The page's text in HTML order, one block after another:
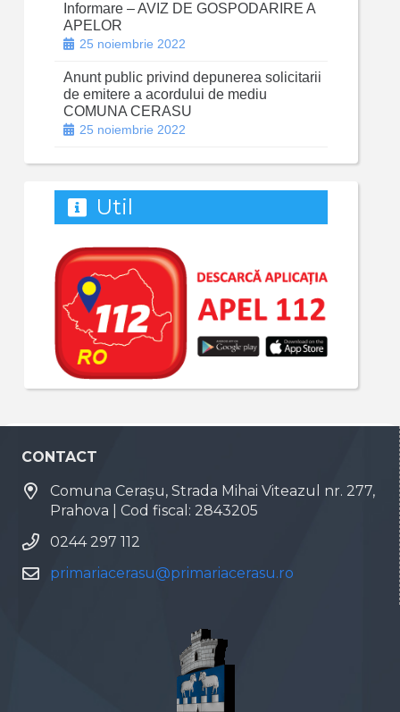
Informare – AVIZ DE GOSPODARIRE A
APELOR
25 noiembrie 2022
Anunt public privind depunerea solicitarii
de emitere a acordului de mediu
COMUNA CERASU
25 noiembrie 2022
Util
CONTACT
Comuna Cerașu, Strada Mihai Viteazul nr. 277,
Prahova | Cod fiscal: 2843205
0244 297 112
primariacerasu@primariacerasu.ro